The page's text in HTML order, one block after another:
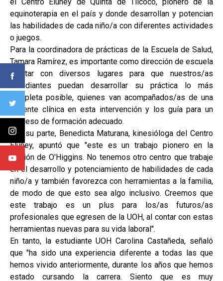
equinoterapia en el país y donde desarrollan y potencian
las habilidades de cada niño/a con diferentes actividades
o juegos.
Para la coordinadora de prácticas de la Escuela de Salud,
Tamara Ramírez, es importante como dirección de escuela
“contar con diversos lugares para que nuestros/as
estudiantes puedan desarrollar su práctica lo más
completa posible, quienes van acompañados/as de una
docente clínica en esta intervención y los guía para un
proceso de formación adecuado.
Por su parte, Benedicta Maturana, kinesióloga del Centro
Eluney, apuntó que "este es un trabajo pionero en la
Región de O'Higgins. No tenemos otro centro que trabaje
en el desarrollo y potenciamiento de habilidades de cada
niño/a y también favorezca con herramientas a la familia,
de modo de que esto sea algo inclusivo. Creemos que
este trabajo es un plus para los/as futuros/as
profesionales que egresen de la UOH, al contar con estas
herramientas nuevas para su vida laboral".
En tanto, la estudiante UOH Carolina Castañeda, señaló
que "ha sido una experiencia diferente a todas las que
hemos vivido anteriormente, durante los años que hemos
estado cursando la carrera. Siento que es muy